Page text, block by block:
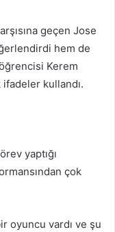
geçen Jose
hem de
Kerem
kullandı.
yaptığı
çok
oyuncu vardı ve şu